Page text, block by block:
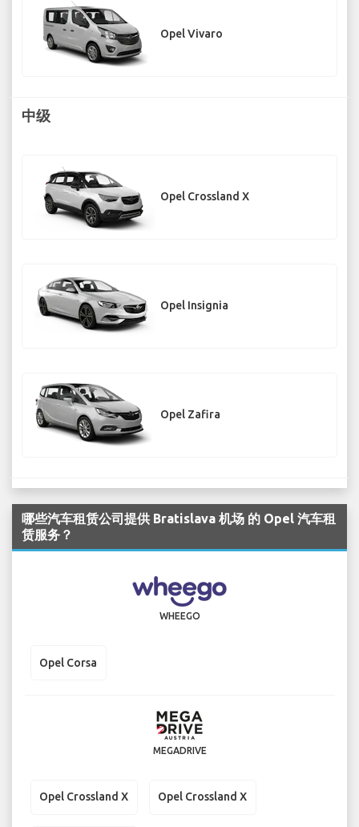
Opel Vivaro
中级
Opel Crossland X
Opel Insignia
Opel Zafira
哪些汽车租赁公司提供 Bratislava 机场 的 Opel 汽车租
赁服务？
WHEEGO
Opel Corsa
MEGADRIVE
Opel Crossland X Opel Crossland X